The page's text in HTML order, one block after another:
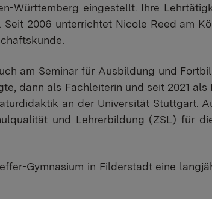
Württemberg eingestellt. Ihre
2006 unterrichtet Nicole Reed am
am Seminar für Ausbildung und
dann als Fachleiterin und seit 2021 als
an der Universität Stuttgart.
und Lehrerbildung (ZSL) für
Gymnasium in Filderstadt eine